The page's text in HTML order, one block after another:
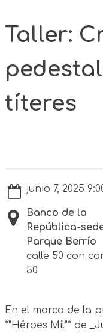
Taller:
títeres
junio 7, 2025
Banco de la
República-
Parque Berrío
calle 50 con
50
En el marco de la
*"Héroes Mil"* de